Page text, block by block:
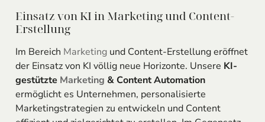
Einsatz von KI in Marketing und Content-
Erstellung
Im Bereich Marketingund Content-Erstellung eröffnet
der Einsatz von KI völlig neue Horizonte. Unsere KI-
gestützte Marketing & Content Automation
ermöglicht es Unternehmen, personalisierte
Marketingstrategien zu entwickeln und Content